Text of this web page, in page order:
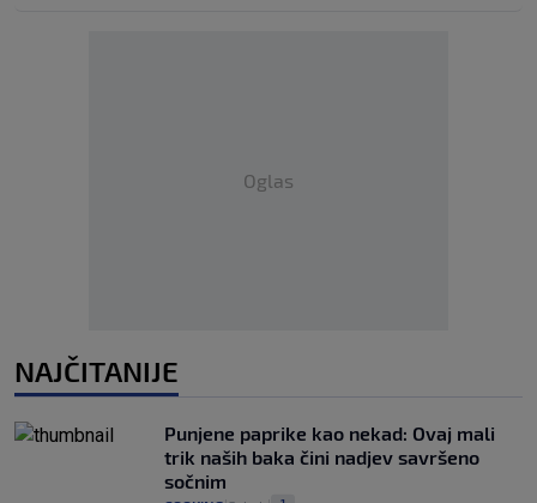
Oglas
NAJČITANIJE
Punjene paprike kao nekad: Ovaj mali
trik naših baka čini nadjev savršeno
sočnim